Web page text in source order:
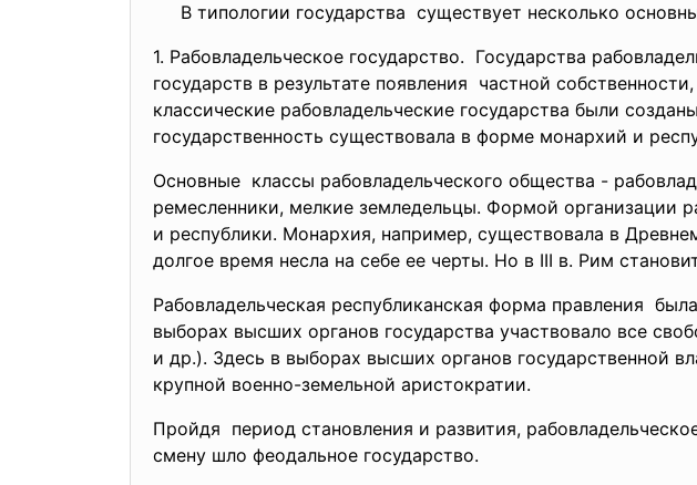
В типологии государства существует несколько
1. Рабовладельческое государство. Государства
государств в результате появления частной собственности,
классические рабовладельческие государства были
государственность существовала в форме монархий и
Основные классы рабовладельческого общества -
ремесленники, мелкие земледельцы. Формой организации
и республики. Монархия, например, существовала в
долгое время несла на себе ее черты. Но в III в. Рим
Рабовладельческая республиканская форма правления
выборах высших органов государства участвовало все
и др.). Здесь в выборах высших органов государственной
крупной военно-земельной аристократии.
Пройдя период становления и развития,
смену шло феодальное государство.